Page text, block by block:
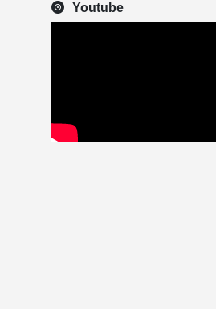
Youtube